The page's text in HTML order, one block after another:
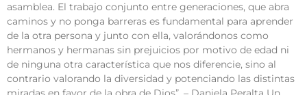
asamblea. El trabajo conjunto entre generaciones, que abra
caminos y no ponga barreras es fundamental para aprender
de la otra persona y junto con ella, valorándonos como
hermanos y hermanas sin prejuicios por motivo de edad ni
de ninguna otra característica que nos diferencie, sino al
contrario valorando la diversidad y potenciando las distintas